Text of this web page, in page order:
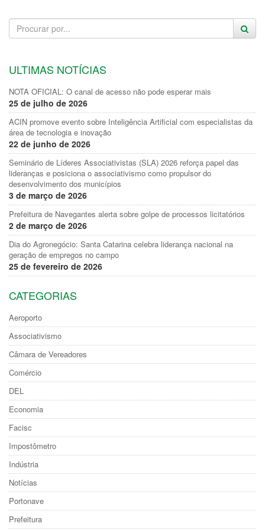
ULTIMAS NOTÍCIAS
NOTA OFICIAL: O canal de acesso não pode esperar mais
25 de julho de 2026
ACIN promove evento sobre Inteligência Artificial com especialistas da
área de tecnologia e inovação
22 de junho de 2026
Seminário de Líderes Associativistas (SLA) 2026 reforça papel das
lideranças e posiciona o associativismo como propulsor do
desenvolvimento dos municípios
3 de março de 2026
Prefeitura de Navegantes alerta sobre golpe de processos licitatórios
2 de março de 2026
Dia do Agronegócio: Santa Catarina celebra liderança nacional na
geração de empregos no campo
25 de fevereiro de 2026
CATEGORIAS
Aeroporto
Associativismo
Câmara de Vereadores
Comércio
DEL
Economia
Facisc
Impostômetro
Indústria
Notícias
Portonave
Prefeitura